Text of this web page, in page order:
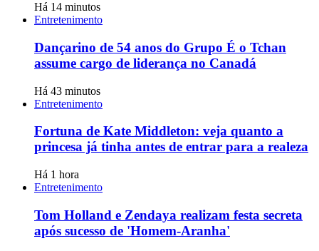
Há 14 minutos
Entretenimento
Dançarino de 54 anos do Grupo É o Tchan
assume cargo de liderança no Canadá
Há 43 minutos
Entretenimento
Fortuna de Kate Middleton: veja quanto a
princesa já tinha antes de entrar para a realeza
Há 1 hora
Entretenimento
Tom Holland e Zendaya realizam festa secreta
após sucesso de 'Homem-Aranha'